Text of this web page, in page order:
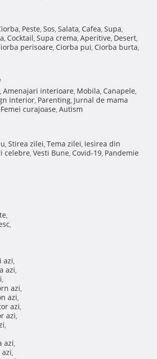
, Peste, Sos, Salata, Cafea, Supa,
, Cocktail, Supa crema, Aperitive, Desert,
perisoare, Ciorba pui, Ciorba burta,
, Amenajari interioare, Mobila, Canapele,
interior, Parenting, Jurnal de mama
Femei curajoase, Autism
, Stirea zilei, Tema zilei, Iesirea din
celebre, Vesti Bune, Covid-19, Pandemie
,
,
azi,
azi,
,
azi,
azi,
azi,
azi,
,
azi,
,